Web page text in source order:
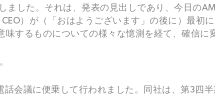
した。それは、発表の見出しであり、今日の
）が（「おはようございます」の後に）最初
するものについての様々な憶測を経て、確信に
会議に便乗して行われました。同社は、第3四